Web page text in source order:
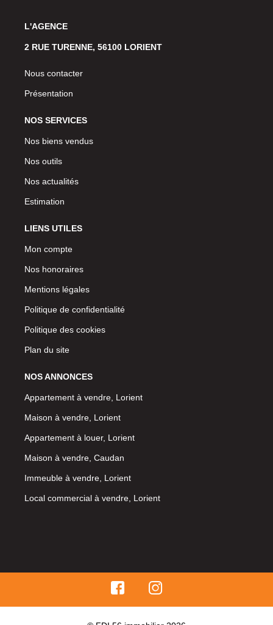
L'AGENCE
2 RUE TURENNE, 56100 LORIENT
Nous contacter
Présentation
NOS SERVICES
Nos biens vendus
Nos outils
Nos actualités
Estimation
LIENS UTILES
Mon compte
Nos honoraires
Mentions légales
Politique de confidentialité
Politique des cookies
Plan du site
NOS ANNONCES
Appartement à vendre, Lorient
Maison à vendre, Lorient
Appartement à louer, Lorient
Maison à vendre, Caudan
Immeuble à vendre, Lorient
Local commercial à vendre, Lorient